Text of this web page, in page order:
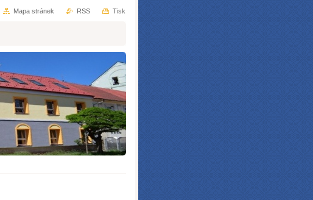
Mapa stránek RSS Tisk